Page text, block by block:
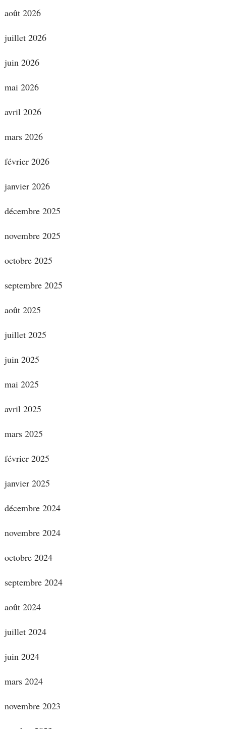
août 2026
juillet 2026
juin 2026
mai 2026
avril 2026
mars 2026
février 2026
janvier 2026
décembre 2025
novembre 2025
octobre 2025
septembre 2025
août 2025
juillet 2025
juin 2025
mai 2025
avril 2025
mars 2025
février 2025
janvier 2025
décembre 2024
novembre 2024
octobre 2024
septembre 2024
août 2024
juillet 2024
juin 2024
mars 2024
novembre 2023